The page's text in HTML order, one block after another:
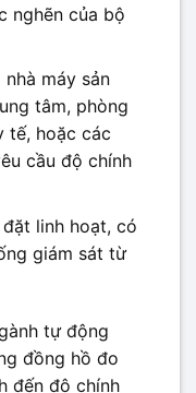
nghẽn của bộ
máy sản
tâm, phòng
tế, hoặc các
cầu độ chính
linh hoạt, có
giám sát từ
tự động
đồng hồ đo
đến độ chính